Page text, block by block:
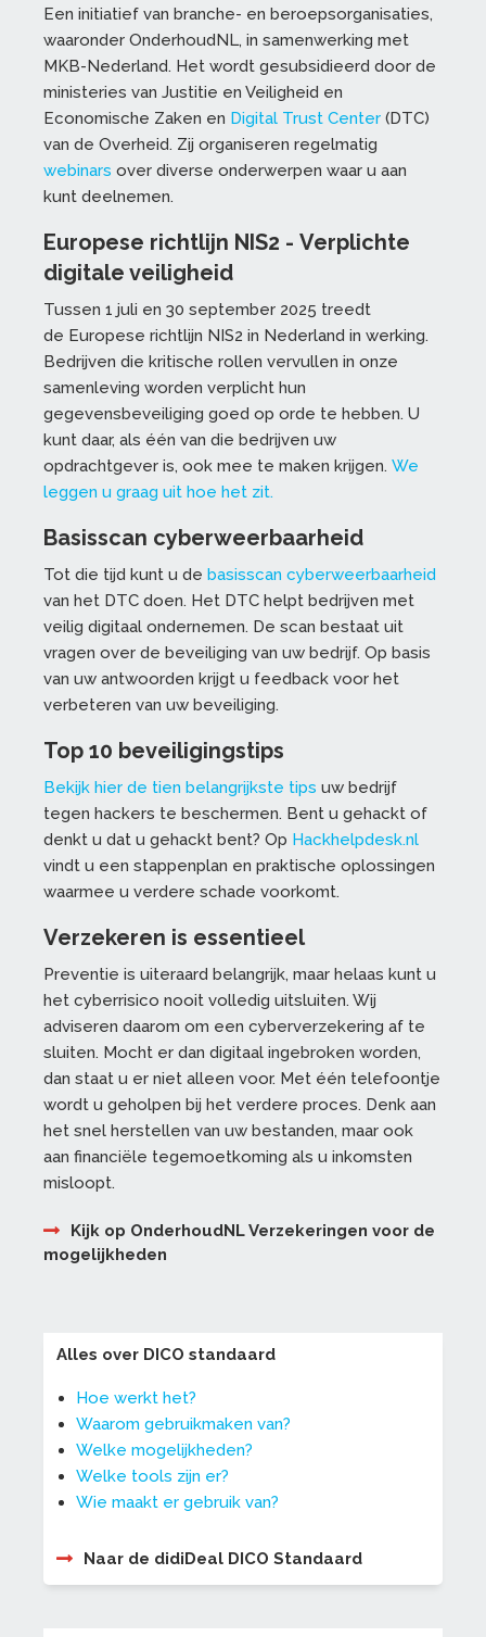
Een initiatief van branche- en beroepsorganisaties,
waaronder OnderhoudNL, in samenwerking met
MKB-Nederland. Het wordt gesubsidieerd door de
ministeries van Justitie en Veiligheid en
Economische Zaken en Digital Trust Center (DTC)
van de Overheid. Zij organiseren regelmatig
webinars over diverse onderwerpen waar u aan
kunt deelnemen.
Europese richtlijn NIS2 - Verplichte
digitale veiligheid
Tussen 1 juli en 30 september 2025 treedt
de Europese richtlijn NIS2 in Nederland in werking.
Bedrijven die kritische rollen vervullen in onze
samenleving worden verplicht hun
gegevensbeveiliging goed op orde te hebben. U
kunt daar, als één van die bedrijven uw
opdrachtgever is, ook mee te maken krijgen. We
leggen u graag uit hoe het zit.
Basisscan cyberweerbaarheid
Tot die tijd kunt u de basisscan cyberweerbaarheid
van het DTC doen. Het DTC helpt bedrijven met
veilig digitaal ondernemen. De scan bestaat uit
vragen over de beveiliging van uw bedrijf. Op basis
van uw antwoorden krijgt u feedback voor het
verbeteren van uw beveiliging.
Top 10 beveiligingstips
Bekijk hier de tien belangrijkste tips uw bedrijf
tegen hackers te beschermen. Bent u gehackt of
denkt u dat u gehackt bent? Op Hackhelpdesk.nl
vindt u een stappenplan en praktische oplossingen
waarmee u verdere schade voorkomt.
Verzekeren is essentieel
Preventie is uiteraard belangrijk, maar helaas kunt u
het cyberrisico nooit volledig uitsluiten. Wij
adviseren daarom om een cyberverzekering af te
sluiten. Mocht er dan digitaal ingebroken worden,
dan staat u er niet alleen voor. Met één telefoontje
wordt u geholpen bij het verdere proces. Denk aan
het snel herstellen van uw bestanden, maar ook
aan financiële tegemoetkoming als u inkomsten
misloopt.
Kijk op OnderhoudNL Verzekeringen voor de
mogelijkheden
Alles over DICO standaard
Hoe werkt het?
Waarom gebruikmaken van?
Welke mogelijkheden?
Welke tools zijn er?
Wie maakt er gebruik van?
Naar de didiDeal DICO Standaard